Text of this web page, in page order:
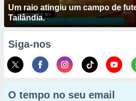
Um raio atingiu um campo de
Tailândia.
Siga-nos
O tempo no seu email